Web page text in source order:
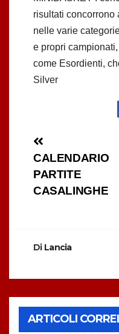
risultati concorrono
nelle varie
e propri
come Esordienti,
Silver
articoli
CALENDARIO
PARTITE
CASALINGHE
Di Lancia
ARTICOLI